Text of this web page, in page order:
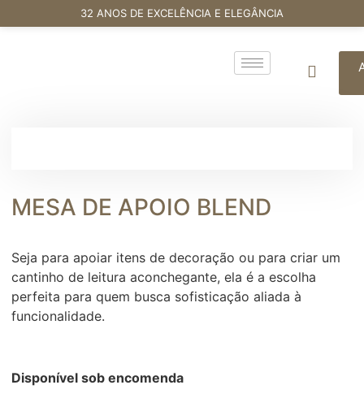
32 ANOS DE EXCELÊNCIA E ELEGÂNCIA
MESA DE APOIO BLEND
Seja para apoiar itens de decoração ou para criar um
cantinho de leitura aconchegante, ela é a escolha
perfeita para quem busca sofisticação aliada à
funcionalidade.
Disponível sob encomenda